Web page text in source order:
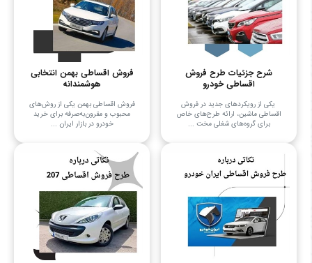
شرح جزئیات طرح فروش
اقساطی خودرو
یکی از رویکردهای جدید در فروش
اقساطی ماشین، ارائه طرح‌های خاص
برای گروه‌های شغلی مخت ...
فروش اقساطی بهمن انتخابی
هوشمندانه
فروش اقساطی بهمن یکی از روش‌های
محبوب و مقرون‌به‌صرفه برای خرید
خودرو در بازار ایران ...